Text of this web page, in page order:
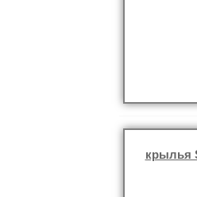
крылья